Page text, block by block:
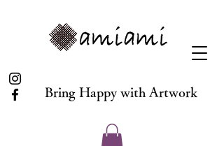
Bring Happy with Artwork